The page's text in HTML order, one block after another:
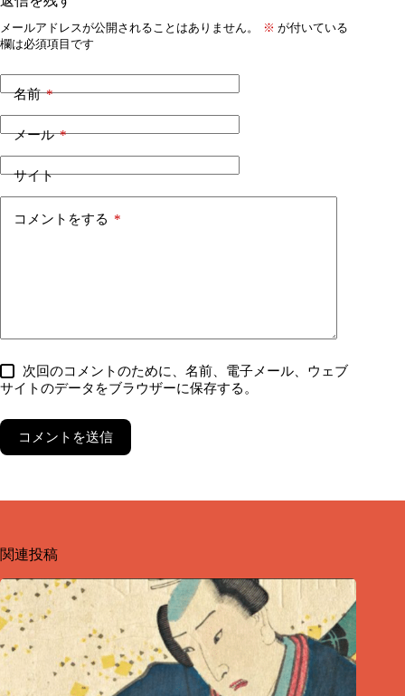
メールアドレスが公開されることはありません。 ※ が付いている
欄は必須項目です
名前*
メール*
サイト
コメントをする *
次回のコメントのために、名前、電子メール、ウェブ
サイトのデータをブラウザーに保存する。
コメントを送信
関連投稿